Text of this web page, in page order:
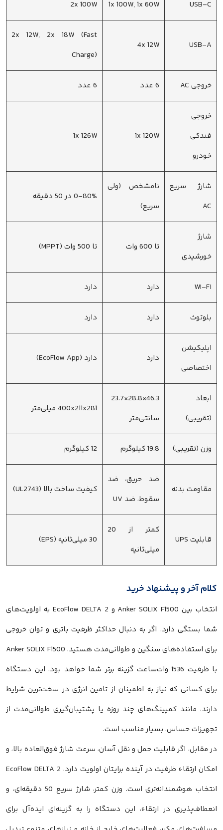
USB-C
1x 100W, 1x 60W
2x 100W
USB-A
4x 12W
2x 12W, 2x 18W (Fast
Charge)
خروجی AC 6 عدد 6 عدد
خروجی
فندکی
خودرو
1x 120W
1x 126W
شارژ سریع
AC
نامشخص (ولی
سریع)
0-80% در 50 دقیقه
شارژ
خورشیدی
تا 600 وات تا 500 وات (MPPT)
Wi-Fi دارد دارد
بلوتوث دارد دارد
اپلیکیشن
اختصاصی
دارد دارد (EcoFlow App)
ابعاد
(تقریبی)
46.3×28.8×23.7
سانتی‌متر
400x211x281 میلی‌متر
وزن (تقریبی) 19.8 کیلوگرم 12 کیلوگرم
مقاومت بدنه
ضد حریق، ضد
سقوط، ضد UV
کیفیت ساخت بالا (UL2743)
قابلیت UPS
کمتر از 20
میلی‌ثانیه
30 میلی‌ثانیه (EPS)
کلام آخر و پیشنهاد خرید
انتخاب بین Anker SOLIX F1500 و EcoFlow DELTA 2 به اولویت‌های
شما بستگی دارد. اگر به دنبال حداکثر ظرفیت باتری و توان خروجی
برای استفاده‌های سنگین و طولانی‌مدت هستید، Anker SOLIX F1500
با ظرفیت 1536 وات‌ساعت گزینه برتر شما خواهد بود. این دستگاه
برای کسانی که نیاز به اطمینان از تامین انرژی در سخت‌ترین شرایط
دارند، مانند کمپینگ‌های چند روزه یا پشتیبان‌گیری طولانی‌مدت از
تجهیزات حساس، بسیار مناسب است.
در مقابل، اگر قابلیت حمل و نقل آسان، سرعت شارژ فوق‌العاده بالا، و
امکان ارتقاء ظرفیت در آینده برایتان اولویت دارد، EcoFlow DELTA 2
انتخاب هوشمندانه‌تری است. وزن کمتر، شارژ سریع 50 دقیقه‌ای، و
انعطاف‌پذیری در ارتقاء، این دستگاه را به گزینه‌ای ایده‌آل برای